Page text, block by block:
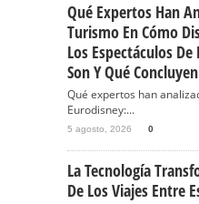
Qué Expertos Han
Turismo En Cómo
Los Espectáculos
Son Y Qué Concluyen
Qué expertos han
Eurodisney:...
5 agosto, 2026 0
La Tecnología
De Los Viajes Entre